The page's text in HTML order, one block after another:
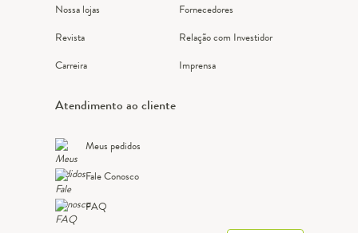
Nossa lojas
Revista
Carreira
Fornecedores
Relação com Investidor
Imprensa
Atendimento ao cliente
Meus pedidos
Fale Conosco
FAQ